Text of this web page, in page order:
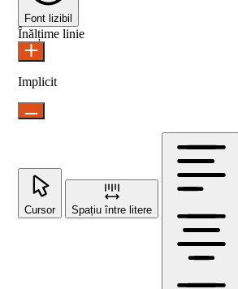
Font lizibil
Înălțime linie
Implicit
Cursor Spațiu între litere